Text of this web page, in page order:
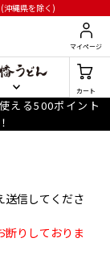
沖縄県を除く)
マイページ
カート
える500ポイント
送信してくださ
りしておりま